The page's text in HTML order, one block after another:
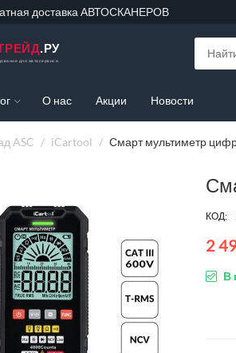
доставка АВТОСКАНЕРОВ
.РУ
для автосервиса
О нас Акции Новости
ASC / iCartool / Смарт мультиметр
КОД:
2
В